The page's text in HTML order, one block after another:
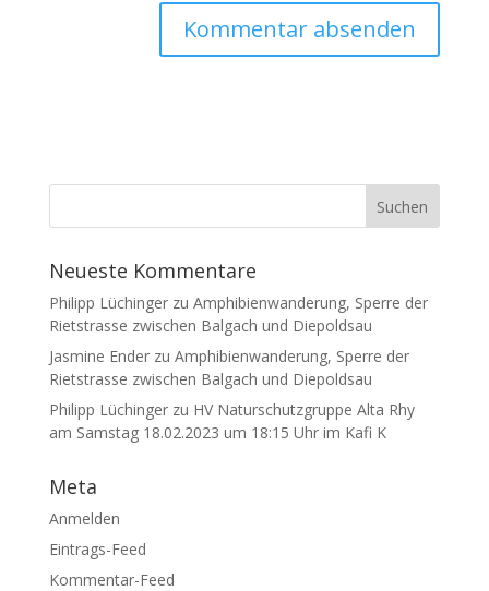
Neueste Kommentare
Philipp Lüchingerzu Amphibienwanderung, Sperre der
Rietstrasse zwischen Balgach und Diepoldsau
Jasmine Enderzu Amphibienwanderung, Sperre der
Rietstrasse zwischen Balgach und Diepoldsau
Philipp Lüchingerzu HV Naturschutzgruppe Alta Rhy
am Samstag 18.02.2023 um 18:15 Uhr im Kafi K
Meta
Anmelden
Eintrags-Feed
Kommentar-Feed